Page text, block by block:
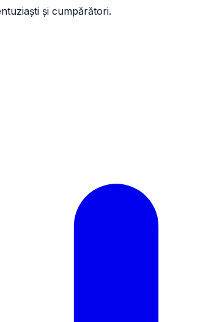
și cumpărători.